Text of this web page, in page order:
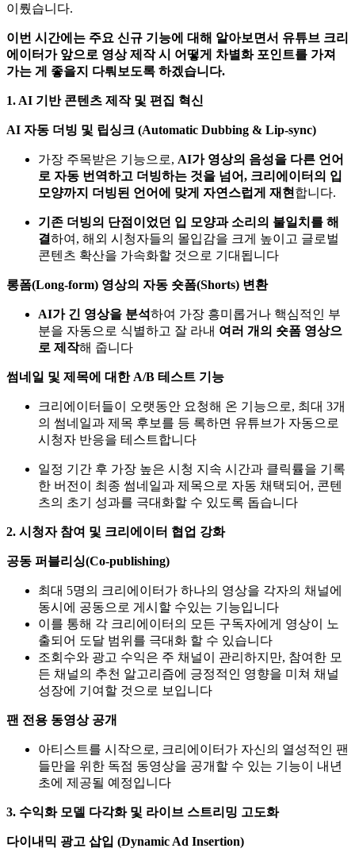
이뤘습니다.
이번 시간에는 주요 신규 기능에 대해 알아보면서 유튜브 크리
에이터가 앞으로 영상 제작 시 어떻게 차별화 포인트를 가져
가는 게 좋을지 다뤄보도록 하겠습니다.
1. AI 기반 콘텐츠 제작 및 편집 혁신
AI 자동 더빙 및 립싱크 (Automatic Dubbing & Lip-sync)
가장 주목받은 기능으로, AI가 영상의 음성을 다른 언어
로 자동 번역하고 더빙하는 것을 넘어, 크리에이터의 입
모양까지 더빙된 언어에 맞게 자연스럽게 재현 합니다.
기존 더빙의 단점이었던 입 모양과 소리의 불일치를 해
결하여, 해외 시청자들의 몰입감을 크게 높이고 글로벌
콘텐츠 확산을 가속화할 것으로 기대됩니다
롱폼(Long-form) 영상의 자동 숏폼(Shorts) 변환
AI가 긴 영상을 분석하여 가장 흥미롭거나 핵심적인 부
분을 자동으로 식별하고 잘 라내 여러 개의 숏폼 영상으
로 제작해 줍니다
썸네일 및 제목에 대한 A/B 테스트 기능
크리에이터들이 오랫동안 요청해 온 기능으로, 최대 3개
의 썸네일과 제목 후보를 등 록하면 유튜브가 자동으로
시청자 반응을 테스트합니다
일정 기간 후 가장 높은 시청 지속 시간과 클릭률을 기록
한 버전이 최종 썸네일과 제목으로 자동 채택되어, 콘텐
츠의 초기 성과를 극대화할 수 있도록 돕습니다
2. 시청자 참여 및 크리에이터 협업 강화
공동 퍼블리싱(Co-publishing)
최대 5명의 크리에이터가 하나의 영상을 각자의 채널에
동시에 공동으로 게시할 수있는 기능입니다
이를 통해 각 크리에이터의 모든 구독자에게 영상이 노
출되어 도달 범위를 극대화 할 수 있습니다
조회수와 광고 수익은 주 채널이 관리하지만, 참여한 모
든 채널의 추천 알고리즘에 긍정적인 영향을 미쳐 채널
성장에 기여할 것으로 보입니다
팬 전용 동영상 공개
아티스트를 시작으로, 크리에이터가 자신의 열성적인 팬
들만을 위한 독점 동영상을 공개할 수 있는 기능이 내년
초에 제공될 예정입니다
3. 수익화 모델 다각화 및 라이브 스트리밍 고도화
다이내믹 광고 삽입 (Dynamic Ad Insertion)